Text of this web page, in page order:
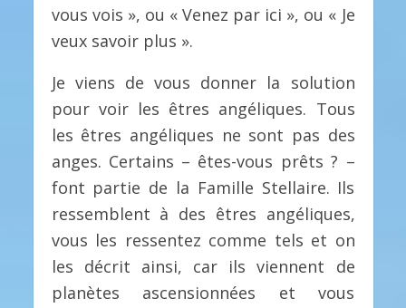
vous vois », ou « Venez par ici », ou « Je
veux savoir plus ».
Je viens de vous donner la solution
pour voir les êtres angéliques. Tous
les êtres angéliques ne sont pas des
anges. Certains – êtes-vous prêts ? –
font partie de la Famille Stellaire. Ils
ressemblent à des êtres angéliques,
vous les ressentez comme tels et on
les décrit ainsi, car ils viennent de
planètes ascensionnées et vous